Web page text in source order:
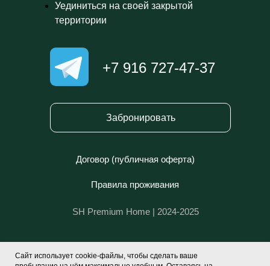
+7 916 727-47-37
Забронировать
Договор (публичная оферта)
Правила проживания
SH Premium Home | 2024-2025
Уединиться на своей закрытой
территории
Сайт использует cookie-файлы, чтобы сделать ваше